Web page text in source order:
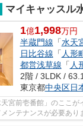
マイキャッスル
1億1,998万円
半蔵門線 「水天
日比谷線 「 人形
都営浅草線 「 人
2階 / 3LDK /
東京都中央区日
天宮前壱番館」のここ
ンテナンスが必要あり